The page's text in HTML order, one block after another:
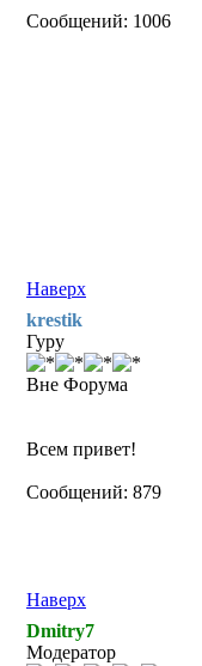
Сообщений: 1006
Наверх
krestik
Гуру
Вне Форума
Всем привет!
Сообщений: 879
Наверх
Dmitry7
Модератор